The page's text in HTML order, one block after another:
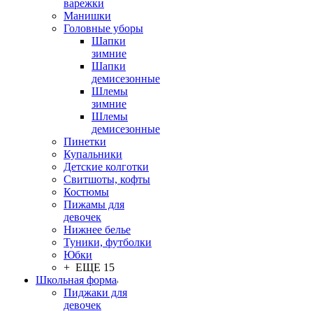
варежки
Манишки
Головные уборы
Шапки
зимние
Шапки
демисезонные
Шлемы
зимние
Шлемы
демисезонные
Пинетки
Купальники
Детские колготки
Свитшоты, кофты
Костюмы
Пижамы для
девочек
Нижнее белье
Туники, футболки
Юбки
+ ЕЩЕ 15
Школьная форма
Пиджаки для
девочек